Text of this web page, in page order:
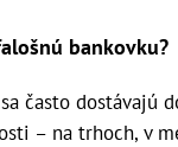
bankovku?
často dostávajú
– na trhoch, v